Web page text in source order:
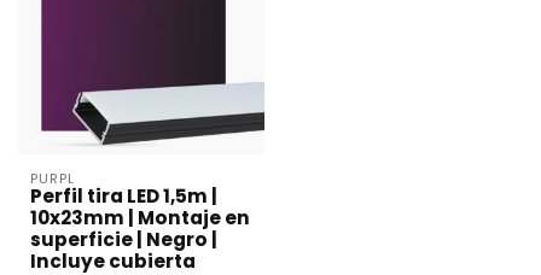
PURPL
Perfil tira LED 1,5m |
10x23mm | Montaje en
superficie | Negro |
Incluye cubierta